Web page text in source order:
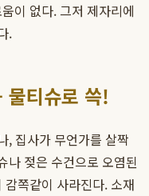
이 없다. 그저 제자리에
.
물티슈로 쓱!
, 집사가 무언가를 살짝
나 젖은 수건으로 오염된
쪽같이 사라진다. 소재